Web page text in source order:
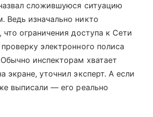
сложившуюся ситуацию
изначально никто
что ограничения доступа к Сети
электронного полиса
инспекторам хватает
экране, уточнил эксперт. А если
выписали — его реально